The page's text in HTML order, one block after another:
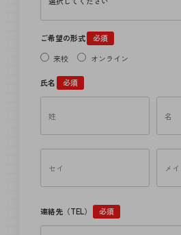
ご希望の形式
必須
来校
オンライン
氏名 必須
連絡先（TEL） 必須